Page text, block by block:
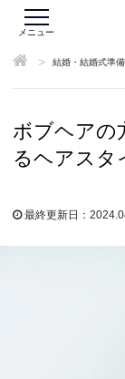
メニュー
> 結婚・結婚式準
ボブヘアの
るヘアスタ
最終更新日：